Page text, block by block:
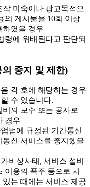
작 미숙이나 광고목적으
의 게시물을 10회 이상
하였을 경우
령에 위배된다고 판단되
중지 및 제한)
각 호에 해당하는 경우
수 있습니다.
비의 보수 또는 공사로
경우
법에 규정된 기간통신
통신 서비스를 중지했을
비상사태, 서비스 설비
이용의 폭주 등으로 서
있는 때에는 서비스 제공